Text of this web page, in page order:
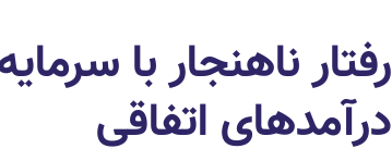
رفتار ناهنجار با
درآمدهای اتفاقی